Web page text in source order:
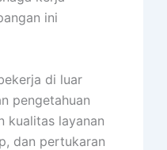
ini
di luar
pengetahuan
kualitas layanan
dan pertukaran